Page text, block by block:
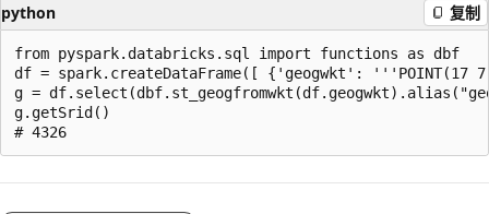
python 复制
from pyspark.databricks.sql import functions as dbf
df = spark.createDataFrame([ {'geogwkt':
g =
g.getSrid()